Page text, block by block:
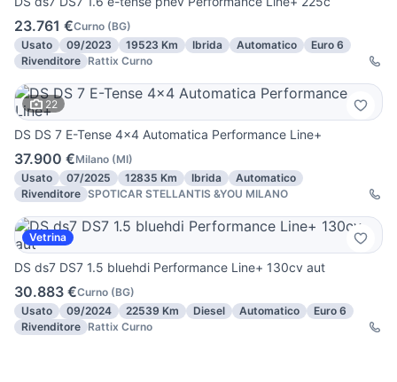
23.761 €Curno (BG)
Usato
09/2023 19523 Km Ibrida Automatico
Euro 6
Rivenditore Rattix Curno
22
DS DS 7 E-Tense 4x4 Automatica Performance Line+
37.900 €Milano (MI)
Usato
07/2025 12835 Km Ibrida
Automatico
Rivenditore SPOTICAR STELLANTIS &YOU MILANO
Vetrina
DS ds7 DS7 1.5 bluehdi Performance Line+ 130cv aut
30.883 €Curno (BG)
Usato
09/2024 22539 Km Diesel Automatico
Euro 6
Rivenditore Rattix Curno